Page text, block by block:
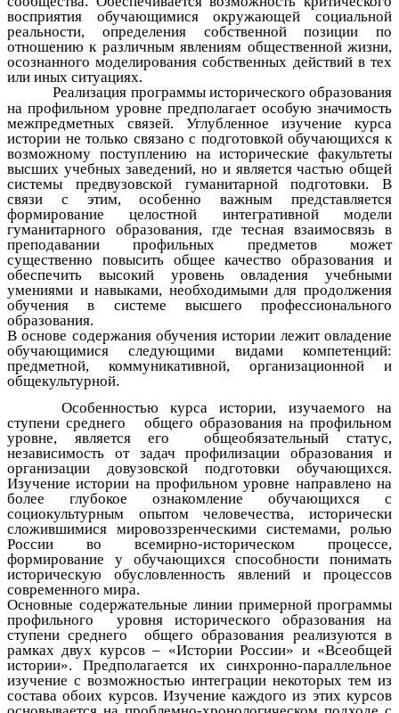
восприятия обучающимися окружающей социальной
реальности, определения собственной позиции по
отношению к различным явлениям общественной жизни,
осознанного моделирования собственных действий в тех
или иных ситуациях.
Реализация программы исторического образования
на профильном уровне предполагает особую значимость
межпредметных связей. Углубленное изучение курса
истории не только связано с подготовкой обучающихся к
возможному поступлению на исторические факультеты
высших учебных заведений, но и является частью общей
системы предвузовской гуманитарной подготовки. В
связи с этим, особенно важным представляется
формирование целостной интегративной модели
гуманитарного образования, где тесная взаимосвязь в
преподавании профильных предметов может
существенно повысить общее качество образования и
обеспечить высокий уровень овладения учебными
умениями и навыками, необходимыми для продолжения
обучения в системе высшего профессионального
образования.
В основе содержания обучения истории лежит овладение
обучающимися следующими видами компетенций:
предметной, коммуникативной, организационной и
общекультурной.
Особенностью курса истории, изучаемого на
ступени среднего общего образования на профильном
уровне, является его общеобязательный статус,
независимость от задач профилизации образования и
организации довузовской подготовки обучающихся.
Изучение истории на профильном уровне направлено на
более глубокое ознакомление обучающихся с
социокультурным опытом человечества, исторически
сложившимися мировоззренческими системами, ролью
России во всемирно-историческом процессе,
формирование у обучающихся способности понимать
историческую обусловленность явлений и процессов
современного мира.
Основные содержательные линии примерной программы
профильного уровня исторического образования на
ступени среднего общего образования реализуются в
рамках двух курсов – «Истории России» и «Всеобщей
истории». Предполагается их синхронно-параллельное
изучение с возможностью интеграции некоторых тем из
состава обоих курсов. Изучение каждого из этих курсов